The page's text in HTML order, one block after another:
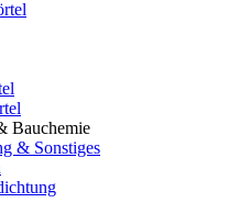
Bauchemie
& Sonstiges